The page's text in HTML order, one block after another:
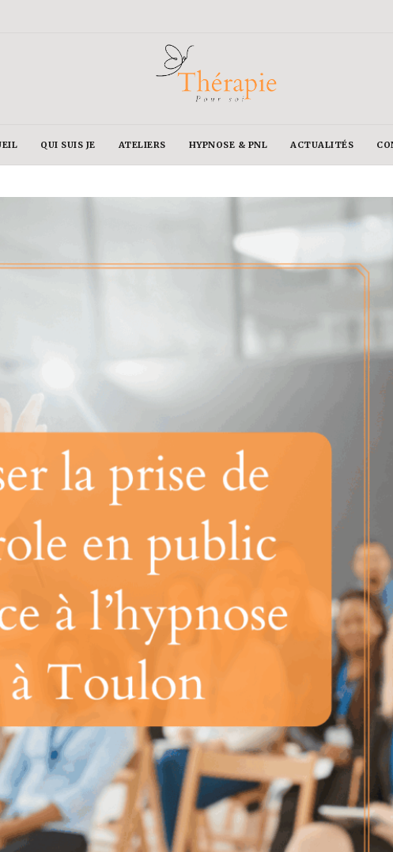
QUI SUIS JE ATELIERS HYPNOSE & PNL ACTUALITÉS